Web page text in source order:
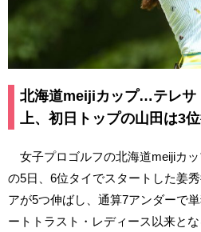
北海道meijiカップ…テレサ
上、初日トップの山田は3
女子プロゴルフの北海道meijiカ
の5日、6位タイでスタートした姜
アが5つ伸ばし、通算7アンダーで
ートトラスト・レディース以来と